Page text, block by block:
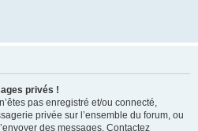
privés !
pas enregistré et/ou connecté,
privée sur l’ensemble du forum, ou
des messages. Contactez